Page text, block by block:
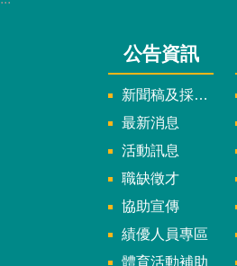
公告資訊
新聞稿及採訪通知
最新消息
活動訊息
職缺徵才
協助宣傳
績優人員專區
體育活動補助